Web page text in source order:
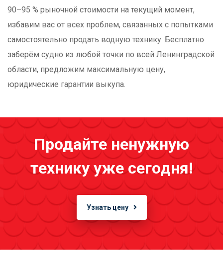
90–95 % рыночной стоимости на текущий момент,
избавим вас от всех проблем, связанных с попытками
самостоятельно продать водную технику. Бесплатно
заберём судно из любой точки по всей Ленинградской
области, предложим максимальную цену,
юридические гарантии выкупа.
Продайте ненужную
технику уже сегодня!
Узнать цену